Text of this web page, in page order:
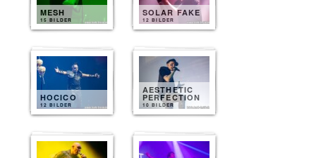
MESH
15 BILDER
SOLAR FAKE
12 BILDER
HOCICO
12 BILDER
AESTHETIC
PERFECTION
10 BILDER